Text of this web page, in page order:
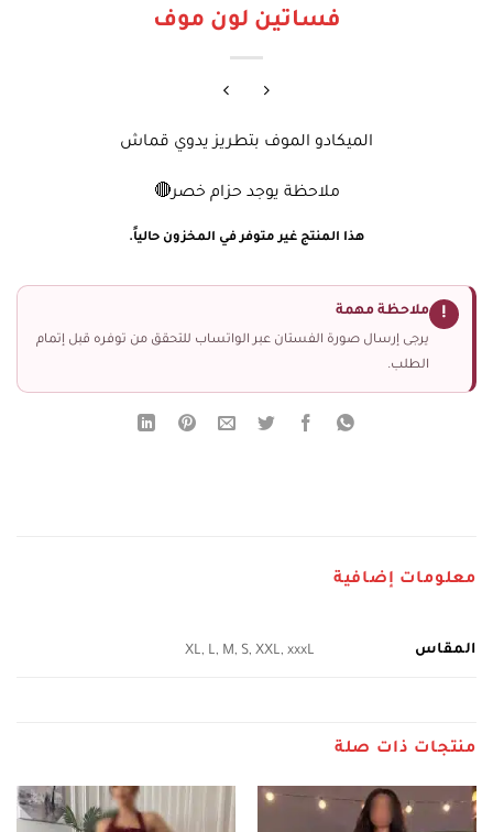
فساتين لون موف
الميكادو الموف بتطريز يدوي قماش
ملاحظة يوجد حزام خصر🔴
هذا المنتج غير متوفر في المخزون حالياً.
! ملاحظة مهمة
يرجى إرسال صورة الفستان عبر الواتساب للتحقق من توفره قبل إتمام
الطلب.
معلومات إضافية
المقاس XL, L, M, S, XXL, xxxL
منتجات ذات صلة